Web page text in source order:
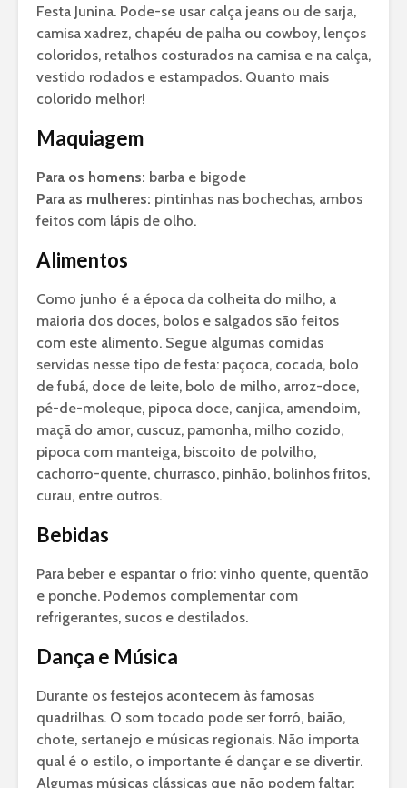
Festa Junina. Pode-se usar calça jeans ou de sarja,
camisa xadrez, chapéu de palha ou cowboy, lenços
coloridos, retalhos costurados na camisa e na calça,
vestido rodados e estampados. Quanto mais
colorido melhor!
Maquiagem
Para os homens: barba e bigode
Para as mulheres: pintinhas nas bochechas, ambos
feitos com lápis de olho.
Alimentos
Como junho é a época da colheita do milho, a
maioria dos doces, bolos e salgados são feitos
com este alimento. Segue algumas comidas
servidas nesse tipo de festa: paçoca, cocada, bolo
de fubá, doce de leite, bolo de milho, arroz-doce,
pé-de-moleque, pipoca doce, canjica, amendoim,
maçã do amor, cuscuz, pamonha, milho cozido,
pipoca com manteiga, biscoito de polvilho,
cachorro-quente, churrasco, pinhão, bolinhos fritos,
curau, entre outros.
Bebidas
Para beber e espantar o frio: vinho quente, quentão
e ponche. Podemos complementar com
refrigerantes, sucos e destilados.
Dança e Música
Durante os festejos acontecem às famosas
quadrilhas. O som tocado pode ser forró, baião,
chote, sertanejo e músicas regionais. Não importa
qual é o estilo, o importante é dançar e se divertir.
Algumas músicas clássicas que não podem faltar: